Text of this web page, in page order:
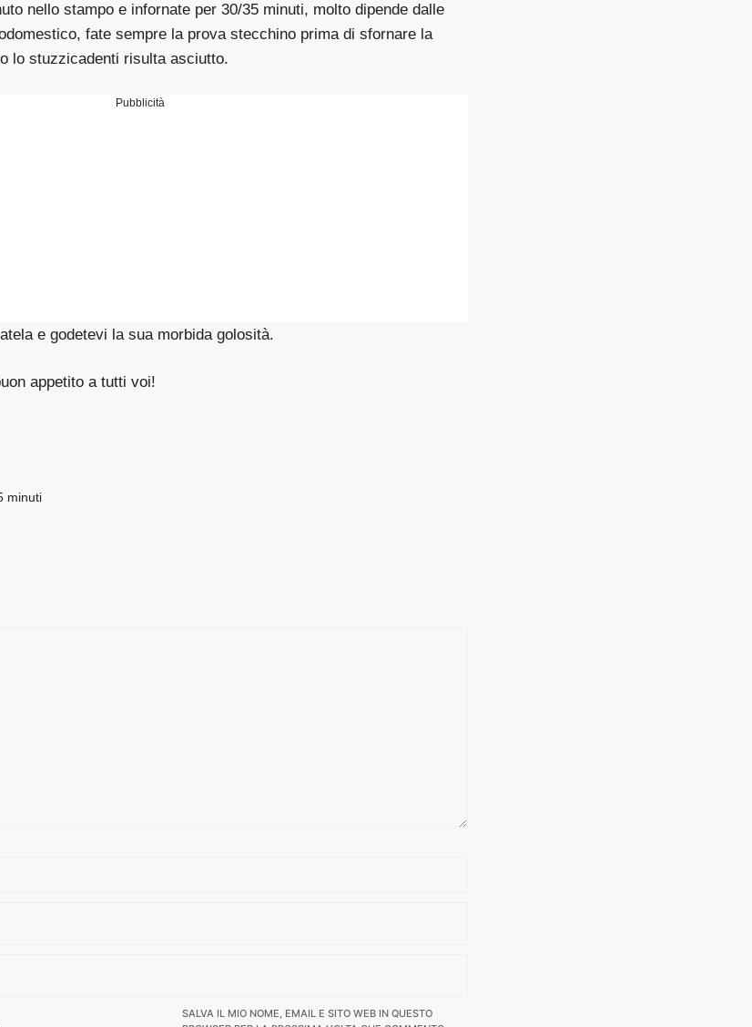
nello stampo e infornate per 30/35 minuti, molto dipende dalle
fate sempre la prova stecchino prima di sfornare la
lo stuzzicadenti risulta asciutto.
Pubblicità
e godetevi la sua morbida golosità.
appetito a tutti voi!
minuti
SALVA IL MIO NOME, EMAIL E SITO WEB IN QUESTO